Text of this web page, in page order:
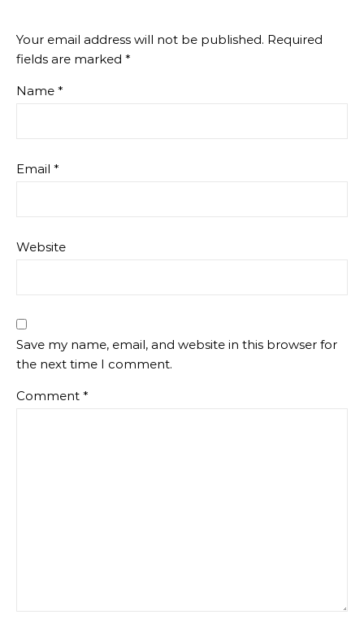
Your email address will not be published. Required
fields are marked *
Name *
Email *
Website
Save my name, email, and website in this browser for
the next time I comment.
Comment *